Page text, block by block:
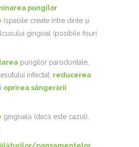
pungilor
(spațiile create între dinte și
gingival (posibile fisuri
pungilor parodontale,
infectat, reducerea
oprirea sângerării
gingivală (dacă este cazul).